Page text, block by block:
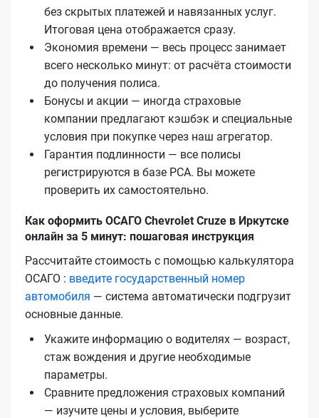
без скрытых платежей и навязанных услуг.
Итоговая цена отображается сразу.
Экономия времени — весь процесс занимает
всего несколько минут: от расчёта стоимости
до получения полиса.
Бонусы и акции — иногда страховые
компании предлагают кэшбэк и специальные
условия при покупке через наш агрегатор.
Гарантия подлинности — все полисы
регистрируются в базе РСА. Вы можете
проверить их самостоятельно.
Как оформить ОСАГО Chevrolet Cruze в Иркутске
онлайн за 5 минут: пошаговая инструкция
Рассчитайте стоимость с помощью калькулятора
ОСАГО : введите государственный номер
автомобиля — система автоматически подгрузит
основные данные.
Укажите информацию о водителях — возраст,
стаж вождения и другие необходимые
параметры.
Сравните предложения страховых компаний
— изучите цены и условия, выберите